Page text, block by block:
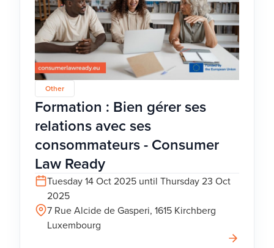
Other
Formation : Bien gérer ses
relations avec ses
consommateurs - Consumer
Law Ready
Tuesday 14 Oct 2025 until Thursday 23 Oct
2025
7 Rue Alcide de Gasperi, 1615 Kirchberg
Luxembourg